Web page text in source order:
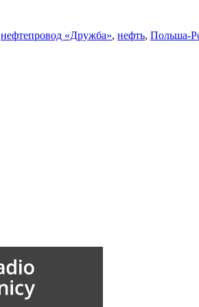
нефтепровод «Дружба», нефть, Польша-